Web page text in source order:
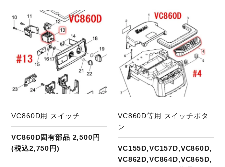
VC860D用 スイッチ
VC860D固有部品 2,500円
(税込2,750円)
VC860D等用 スイッチボタ
ン
VC155D,VC157D,VC860D,
VC862D,VC864D,VC865D,
商品ページへ